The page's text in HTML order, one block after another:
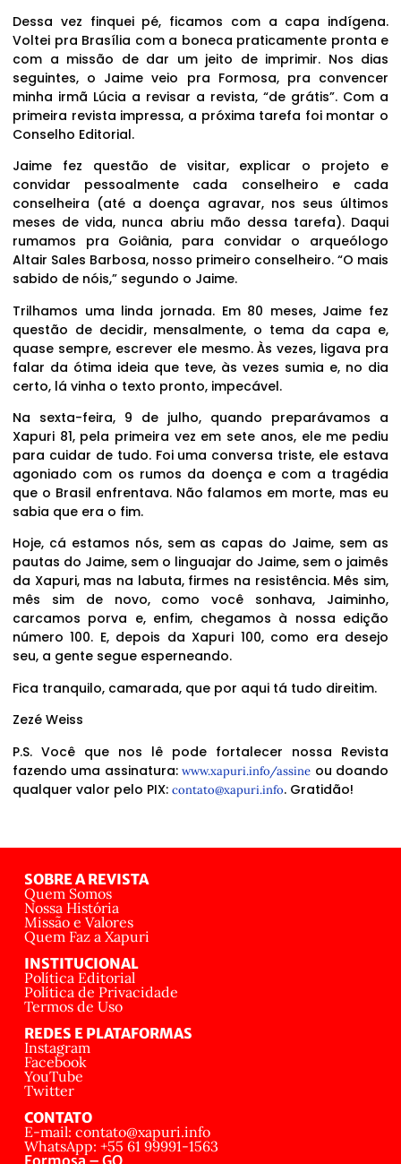
Dessa vez finquei pé, ficamos com a capa indígena.
Voltei pra Brasília com a boneca praticamente pronta e
com a missão de dar um jeito de imprimir. Nos dias
seguintes, o Jaime veio pra Formosa, pra convencer
minha irmã Lúcia a revisar a revista, “de grátis”. Com a
primeira revista impressa, a próxima tarefa foi montar o
Conselho Editorial.
Jaime fez questão de visitar, explicar o projeto e
convidar pessoalmente cada conselheiro e cada
conselheira (até a doença agravar, nos seus últimos
meses de vida, nunca abriu mão dessa tarefa). Daqui
rumamos pra Goiânia, para convidar o arqueólogo
Altair Sales Barbosa, nosso primeiro conselheiro. “O mais
sabido de nóis,” segundo o Jaime.
Trilhamos uma linda jornada. Em 80 meses, Jaime fez
questão de decidir, mensalmente, o tema da capa e,
quase sempre, escrever ele mesmo. Às vezes, ligava pra
falar da ótima ideia que teve, às vezes sumia e, no dia
certo, lá vinha o texto pronto, impecável.
Na sexta-feira, 9 de julho, quando preparávamos a
Xapuri 81, pela primeira vez em sete anos, ele me pediu
para cuidar de tudo. Foi uma conversa triste, ele estava
agoniado com os rumos da doença e com a tragédia
que o Brasil enfrentava. Não falamos em morte, mas eu
sabia que era o fim.
Hoje, cá estamos nós, sem as capas do Jaime, sem as
pautas do Jaime, sem o linguajar do Jaime, sem o jaimês
da Xapuri, mas na labuta, firmes na resistência. Mês sim,
mês sim de novo, como você sonhava, Jaiminho,
carcamos porva e, enfim, chegamos à nossa edição
número 100. E, depois da Xapuri 100, como era desejo
seu, a gente segue esperneando.
Fica tranquilo, camarada, que por aqui tá tudo direitim.
Zezé Weiss
P.S. Você que nos lê pode fortalecer nossa Revista
fazendo uma assinatura:www.xapuri.info/assine ou doando
qualquer valor pelo PIX: contato@xapuri.info. Gratidão!
SOBRE A REVISTA
Quem Somos
Nossa História
Missão e Valores
Quem Faz a Xapuri
INSTITUCIONAL
Política Editorial
Política de Privacidade
Termos de Uso
REDES E PLATAFORMAS
Instagram
Facebook
YouTube
Twitter
CONTATO
E-mail: contato@xapuri.info
WhatsApp: +55 61 99991-1563
Formosa – GO